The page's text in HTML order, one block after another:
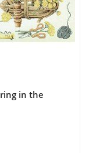
in the